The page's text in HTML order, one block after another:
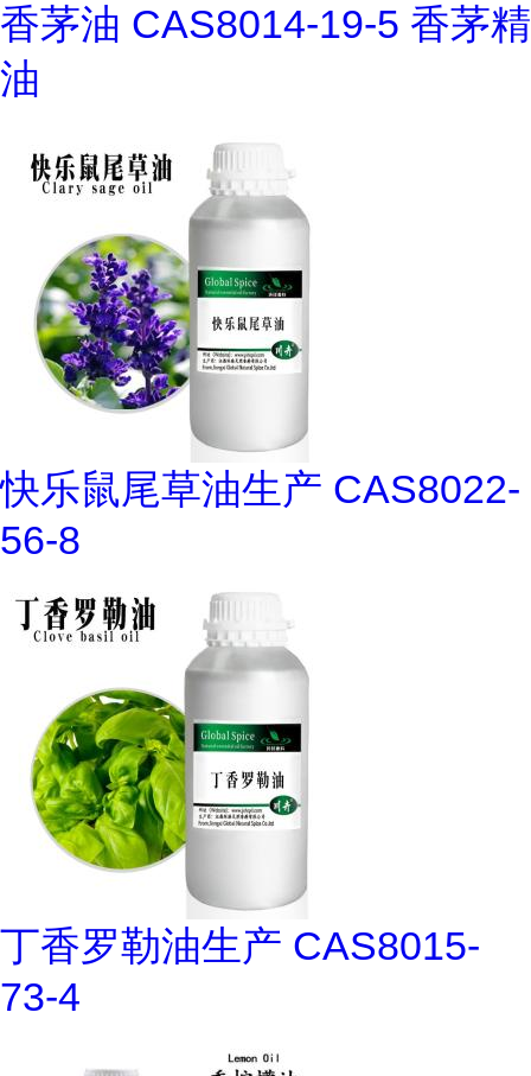
香茅油 CAS8014-19-5 香茅精
油
快乐鼠尾草油生产 CAS8022-
56-8
丁香罗勒油生产 CAS8015-
73-4